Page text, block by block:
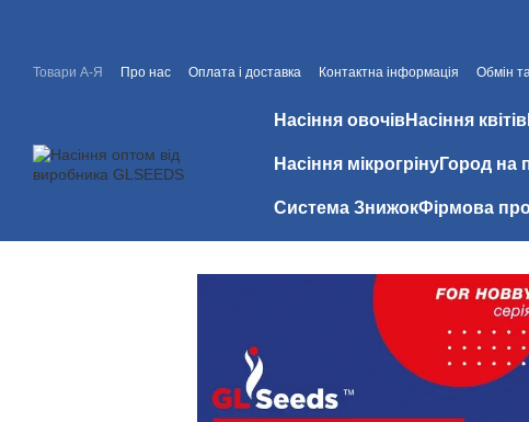
Товари А-Я Про нас Оплата і доставка Контактна інформація Обмін
Насіння овочівНасіння квітів
Насіння мікрогрінуГород на
Система ЗнижокФірмова